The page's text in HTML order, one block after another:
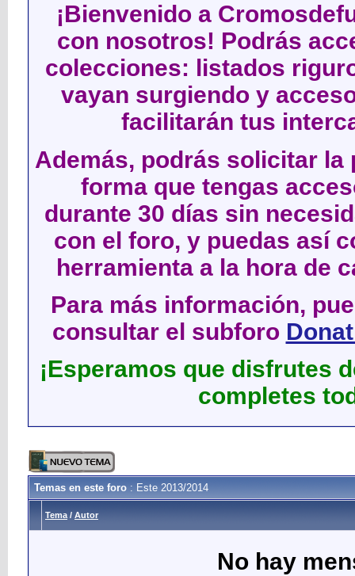
¡Bienvenido a
con nosotros! Podrás
colecciones: listados
vayan surgiendo y
facilitarán tus
Además, podrás solicitar
forma que tengas
durante 30 días sin
con el foro, y puedas así
herramienta a la hora de
Para más información,
consultar el subforo
¡Esperamos que disfrutes
completes
Temas en este foro : Este 2013/2014
Tema / Autor
No hay